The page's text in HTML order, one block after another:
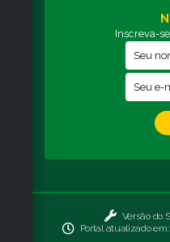
Inscreva-
Versão do
Portal atualizado em: